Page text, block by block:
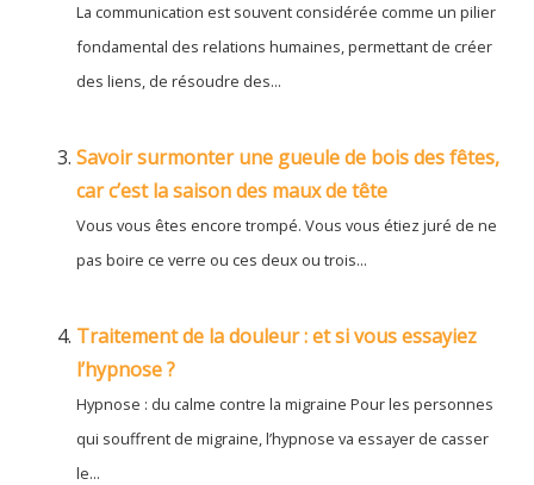
La communication est souvent considérée comme un pilier
fondamental des relations humaines, permettant de créer
des liens, de résoudre des...
Savoir surmonter une gueule de bois des fêtes,
car c’est la saison des maux de tête
Vous vous êtes encore trompé. Vous vous étiez juré de ne
pas boire ce verre ou ces deux ou trois...
Traitement de la douleur : et si vous essayiez
l’hypnose ?
Hypnose : du calme contre la migraine Pour les personnes
qui souffrent de migraine, l’hypnose va essayer de casser
le...